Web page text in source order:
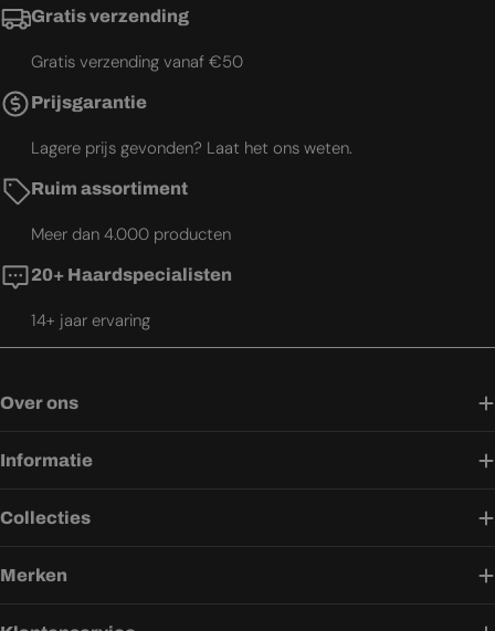
Gratis verzending
Gratis verzending vanaf €50
Prijsgarantie
Lagere prijs gevonden? Laat het ons weten.
Ruim assortiment
Meer dan 4.000 producten
20+ Haardspecialisten
14+ jaar ervaring
Over ons
Informatie
Collecties
Merken